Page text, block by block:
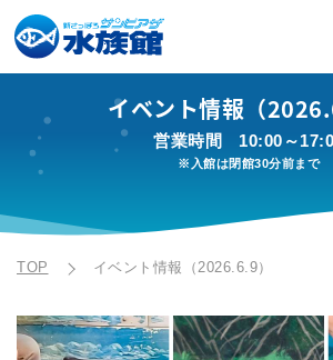
イベント情報（
営業時間 10:00～
※入館は閉館30分前まで
TOP イベント情報（2026.6.9）